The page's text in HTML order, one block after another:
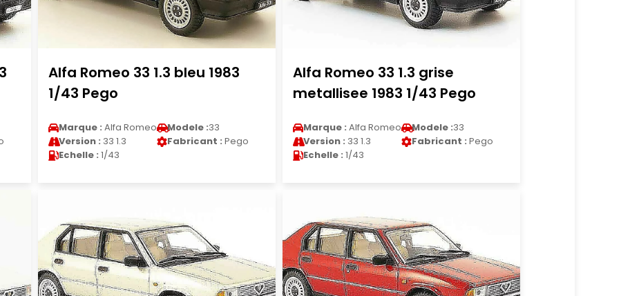
Alfa Romeo 33 1.3 bleu 1983
1/43 Pego
Marque : Alfa Romeo Modele :33
Version : 33 1.3 Fabricant : Pego
Echelle : 1/43
Alfa Romeo 33 1.3 grise
metallisee 1983 1/43 Pego
Marque : Alfa Romeo Modele :33
Version : 33 1.3 Fabricant : Pego
Echelle : 1/43